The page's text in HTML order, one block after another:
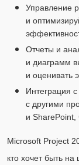
Управление
и
Отчеты и
и диаграмм
и оценивать
Интеграция
с другими
и SharePoint,
Microsoft Project
кто хочет быть